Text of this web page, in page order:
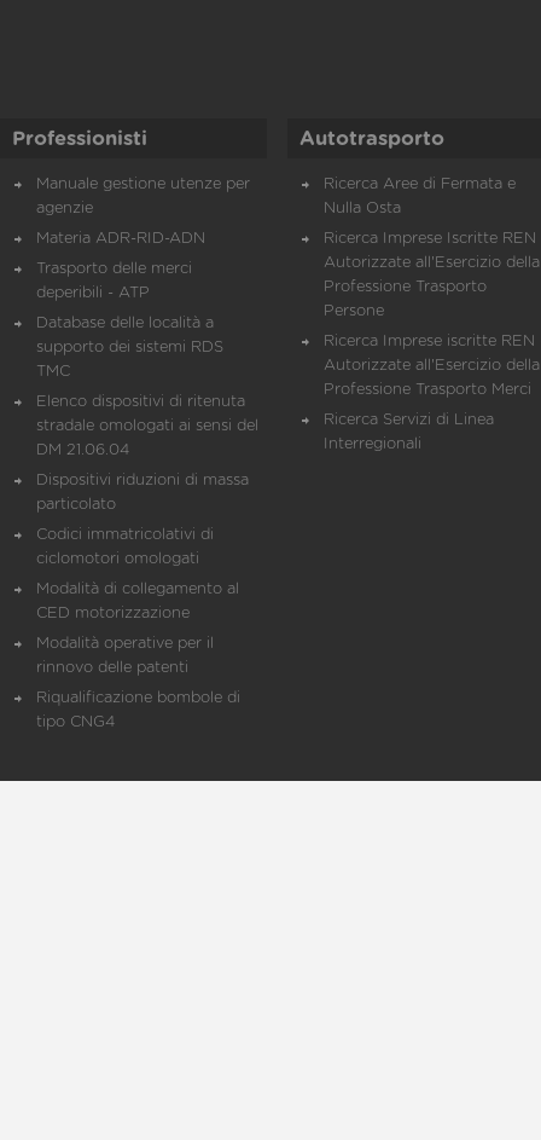
Professionisti
Manuale gestione utenze per
agenzie
Materia ADR-RID-ADN
Trasporto delle merci
deperibili - ATP
Database delle località a
supporto dei sistemi RDS
TMC
Elenco dispositivi di ritenuta
stradale omologati ai sensi del
DM 21.06.04
Dispositivi riduzioni di massa
particolato
Codici immatricolativi di
ciclomotori omologati
Modalità di collegamento al
CED motorizzazione
Modalità operative per il
rinnovo delle patenti
Riqualificazione bombole di
tipo CNG4
Autotrasporto
Ricerca Aree di Fermata e
Nulla Osta
Ricerca Imprese Iscritte REN
Autorizzate all'Esercizio della
Professione Trasporto
Persone
Ricerca Imprese iscritte REN
Autorizzate all'Esercizio della
Professione Trasporto Merci
Ricerca Servizi di Linea
Interregionali